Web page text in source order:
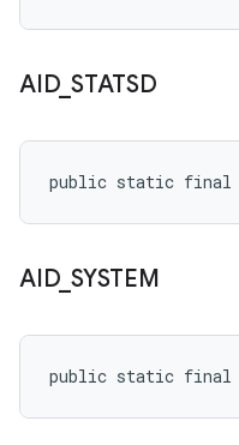
AID_ STATSD
public static final
AID_ SYSTEM
public static final